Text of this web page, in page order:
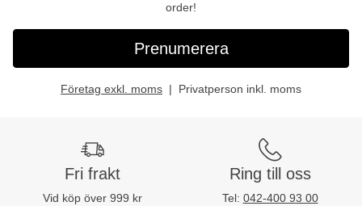
order!
Prenumerera
Företag exkl. moms Privatperson inkl. moms
Fri frakt
Vid köp över 999 kr
Ring till oss
Tel: 042-400 93 00